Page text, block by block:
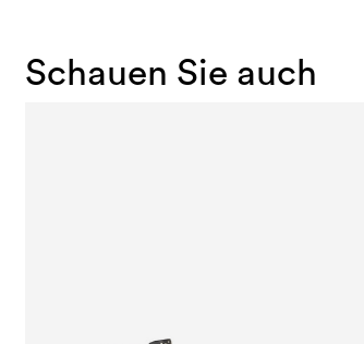
Schauen Sie auch